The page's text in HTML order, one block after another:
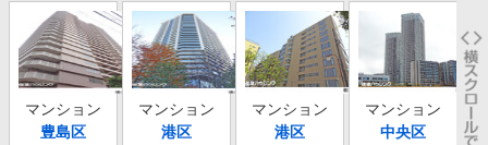
マンション
豊島区
マンション
港区
マンション
港区
マンション
中央区